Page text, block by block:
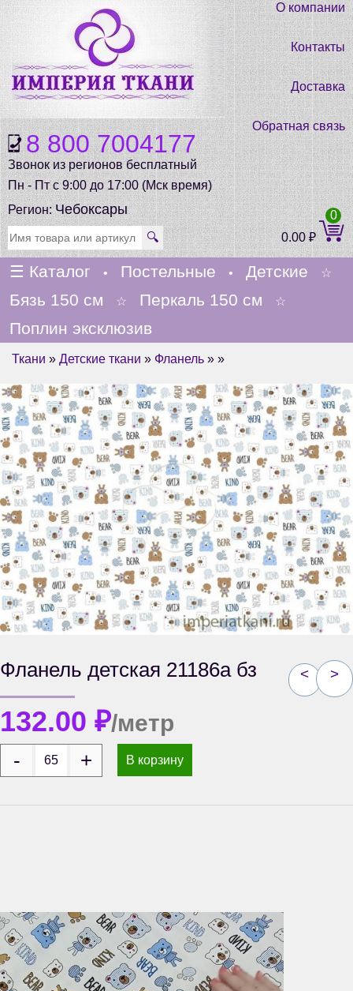
8 800 7004177
Звонок из регионов бесплатный
Пн - Пт с 9:00 до 17:00 (Мск время)
О компании
Контакты
Доставка
Обратная связь
Регион:Чебоксары
🔍 0.00₽
0
☰ Каталог • Постельные • Детские ☆
Бязь 150 см ☆ Перкаль 150 см ☆
Поплин эксклюзив
Ткани » Детские ткани » Фланель » »
< >
Фланель детская 21186а бз
132.00 ₽/метр
В корзину